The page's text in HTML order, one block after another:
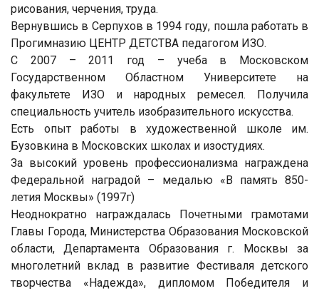
рисования, черчения, труда.
Вернувшись в Серпухов в 1994 году, пошла работать в
Прогимназию ЦЕНТР ДЕТСТВА педагогом ИЗО.
С 2007 – 2011 год – учеба в Московском
Государственном Областном Университете на
факультете ИЗО и народных ремесел. Получила
специальность учитель изобразительного искусства.
Есть опыт работы в художественной школе им.
Бузовкина в Московских школах и изостудиях.
За высокий уровень профессионализма награждена
Федеральной наградой – медалью «В память 850-
летия Москвы» (1997г)
Неоднократно награждалась Почетными грамотами
Главы Города, Министерства Образования Московской
области, Департамента Образования г. Москвы за
многолетний вклад в развитие Фестиваля детского
творчества «Надежда», дипломом Победителя и